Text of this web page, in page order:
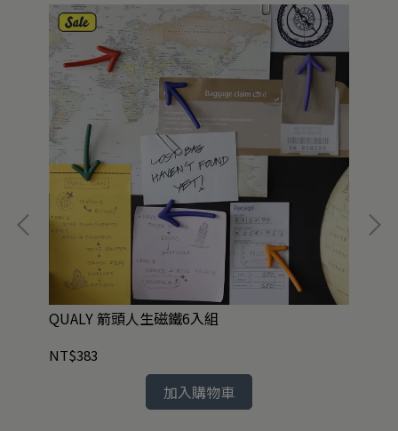
QUALY 箭頭人生磁鐵6入組
NT$383
加入購物車